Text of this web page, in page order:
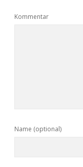
Kommentar
Name (optional)